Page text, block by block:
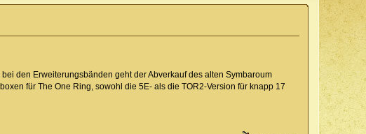
den Erweiterungsbänden geht der Abverkauf des alten Symbaroum
für The One Ring, sowohl die 5E- als die TOR2-Version für knapp 17